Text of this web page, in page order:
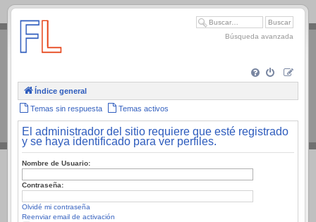
.
Búsqueda avanzada
Índice general
Temas sin respuesta Temas activos
El administrador del sitio requiere que esté registrado
y se haya identificado para ver perfiles.
Nombre de Usuario:
Contraseña:
Olvidé mi contraseña
Reenviar email de activación